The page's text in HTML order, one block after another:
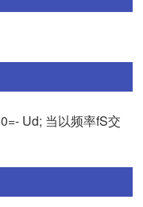
Ud; 当以频率fS交